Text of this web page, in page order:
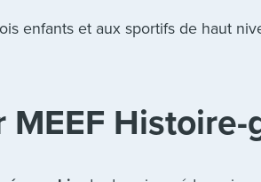
enfants et aux sportifs de haut